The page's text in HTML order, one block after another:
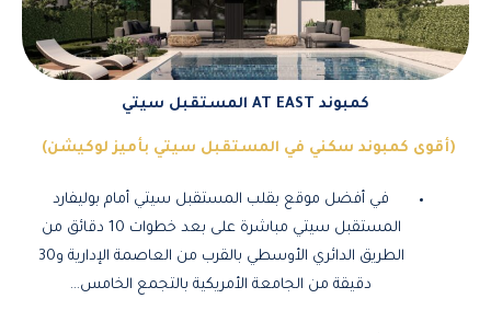
كمبوند AT EAST المستقبل سيتي
(أقوى كمبوند سكني في المستقبل سيتي بأميز لوكيشن)
في أفضل موقع بقلب المستقبل سيتي أمام بوليفارد
المستقبل سيتي مباشرة على بعد خطوات 10 دقائق من
الطريق الدائري الأوسطي بالقرب من العاصمة الإدارية و30
دقيقة من الجامعة الأمريكية بالتجمع الخامس…